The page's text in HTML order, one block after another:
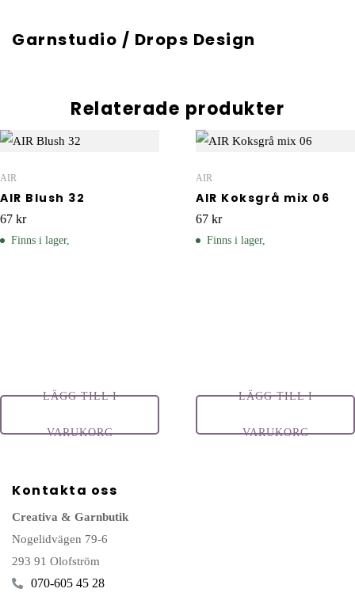
Garnstudio / Drops Design
Relaterade produkter
AIR
AIR Blush 32
67 kr
Finns i lager,
LÄGG TILL I
VARUKORG
AIR
AIR Koksgrå mix 06
67 kr
Finns i lager,
LÄGG TILL I
VARUKORG
Kontakta oss
Creativa & Garnbutik
Nogelidvägen 79-6
293 91 Olofström
070-605 45 28